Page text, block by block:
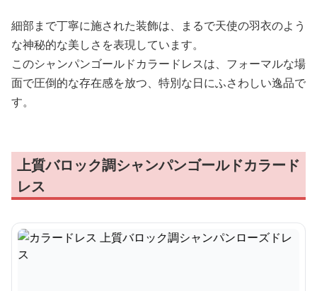
細部まで丁寧に施された装飾は、まるで天使の羽衣のよう
な神秘的な美しさを表現しています。
このシャンパンゴールドカラードレスは、フォーマルな場
面で圧倒的な存在感を放つ、特別な日にふさわしい逸品で
す。
上質バロック調シャンパンゴールドカラード
レス